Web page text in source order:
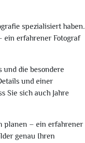
spezialisiert haben.
ein erfahrener Fotograf
die besondere
und einer
Sie sich auch Jahre
planen – ein erfahrener
genau Ihren